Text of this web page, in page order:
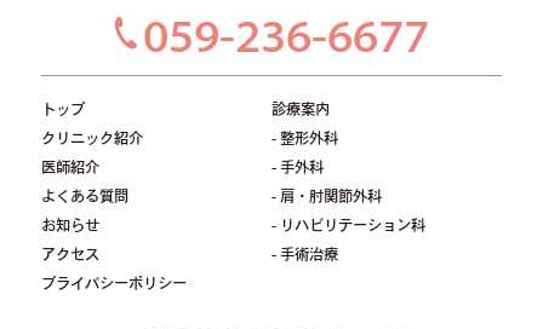
059-236-6677
トップ
クリニック紹介
医師紹介
よくある質問
お知らせ
アクセス
プライバシーポリシー
診療案内
- 整形外科
- 手外科
- 肩・肘関節外科
- リハビリテーション科
- 手術治療